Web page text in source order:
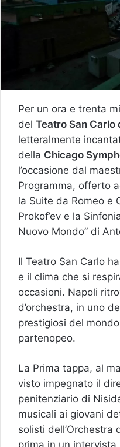
Per un ora e trenta
del Teatro San Carlo
letteralmente
della Chicago
l’occasione dal
Programma, offerto
la Suite da Romeo e
Prokof’ev e la
Nuovo Mondo” di
Il Teatro San Carlo
e il clima che si
occasioni. Napoli
d’orchestra, in uno
prestigiosi del
partenopeo.
La Prima tappa, al
visto impegnato il
penitenziario di
musicali ai giovani
solisti dell’Orchestra